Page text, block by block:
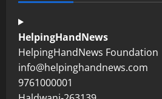
HelpingHandNews
HelpingHandNews Foundation
info@helpinghandnews.com
9761000001